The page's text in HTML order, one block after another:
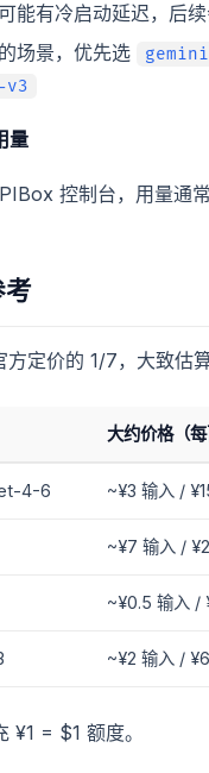
能有冷启动延迟，后
场景，优先选
v3
量
控制台，用量通
考
定价的 1/7，大致估算
大约价格（
4-6 ~¥3 输入 /
~¥7 输入 /
~¥0.5 输入 /
~¥2 输入 /
¥1 = $1 额度。